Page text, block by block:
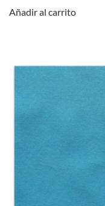
Añadir al carrito